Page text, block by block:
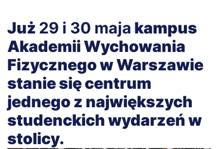
Już 29 i 30 maja kampus
Akademii Wychowania
Fizycznego w Warszawie
stanie się centrum
jednego z największych
studenckich wydarzeń w
stolicy.